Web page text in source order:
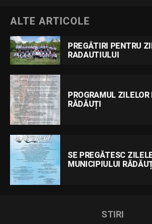
ALTE ARTICOLE
PREGĂTIRI PENTRU
RADAUTIULUI
PROGRAMUL
RĂDĂUȚI
SE PREGĂTESC
MUNICIPIULUI
STIRI